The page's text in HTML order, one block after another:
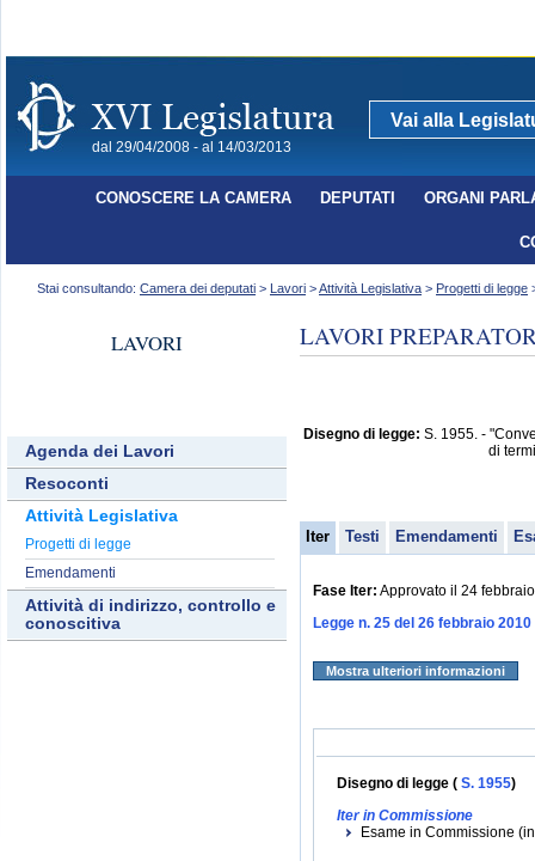
dal 29/04/2008 - al 14/03/2013
Vai alla
CONOSCERE LA CAMERA DEPUTATI ORGANI
Stai consultando: Camera dei deputati > Lavori >Attività Legislativa > Progetti di legge
LAVORI
Agenda dei Lavori
Resoconti
Attività Legislativa
Progetti di legge
Emendamenti
Attività di indirizzo, controllo e
conoscitiva
LAVORI
Disegno di legge: S. 1955. -
di
Iter Testi Emendamenti
Fase Iter: Approvato il 24
Legge n. 25 del 26 febbraio 2010
Mostra ulteriori informazioni
Disegno di legge ( S. 1955)
Iter in Commissione
Esame in Commissione